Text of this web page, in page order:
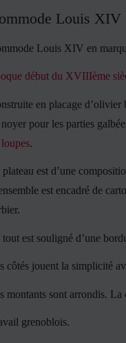
Louis XIV
Louis XIV en
début du XVIIIème
en placage
pour les parties
loupes.
plateau est d’une
est encadré de
tout est souligné d’une
côtés jouent la simplicité
montants sont arrondis. La
grenoblois.